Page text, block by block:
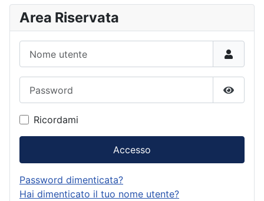
Area Riservata
Mostra
Ricordami
Accesso
Password dimenticata?
Hai dimenticato il tuo nome utente?